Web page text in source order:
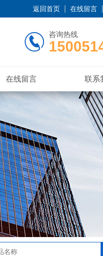
返回首页 在线留言
咨询热线
在线留言 联系